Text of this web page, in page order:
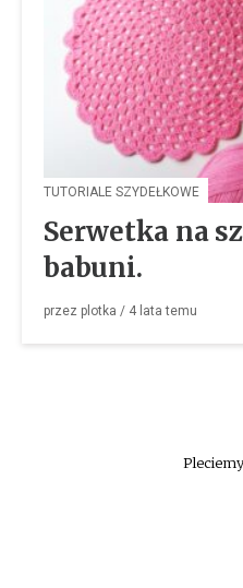
TUTORIALE SZYDEŁKOWE
Serwetka na
babuni.
przez plotka / 4 lata temu